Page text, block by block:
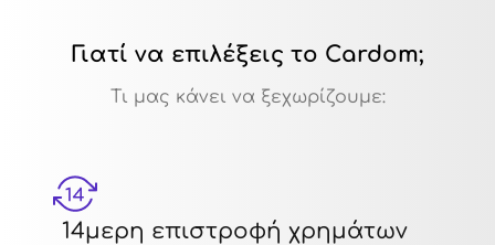
Γιατί να επιλέξεις το Cardom;
Τι μας κάνει να ξεχωρίζουμε:
14μερη επιστροφή χρημάτων